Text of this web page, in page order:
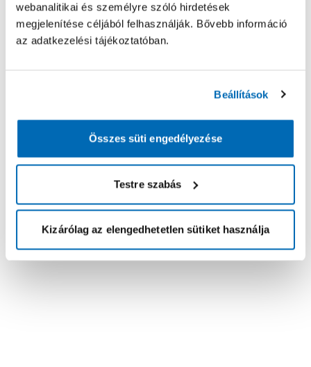
webanalitikai és személyre szóló hirdetések
megjelenítése céljából felhasználják. Bővebb információ
az adatkezelési tájékoztatóban.
Beállítások
Összes süti engedélyezése
Testre szabás
Kizárólag az elengedhetetlen sütiket használja